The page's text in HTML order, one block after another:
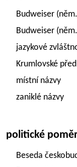
Budweiser
Budweiser
jazykové
Krumlovské
místní názvy
zaniklé názvy
politické
Beseda